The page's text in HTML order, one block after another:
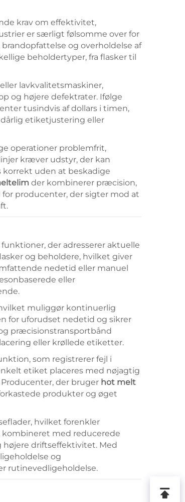
krav om effektivitet,
er særligt følsomme over for
og overholdelse af
beholdertyper, fra flasker til
lavkvalitetsmaskiner,
og højere defektrater. Ifølge
tusindvis af dollars i timen,
etiketjustering eller
operationer problemfrit,
kræver udstyr, der kan
korrekt uden at beskadige
der kombinerer præcision,
producenter, der sigter mod at
der adresserer aktuelle
og beholdere, hvilket giver
nedetid eller manuel
eller
muliggør kontinuerlig
for uforudset nedetid og sikrer
præcisionstransportbånd
eller krøllede etiketter.
som registrerer fejl i
etiket placeres med nøjagtig
der bruger hot melt
produkter og øget
hvilket forenkler
med reducerede
højere driftseffektivitet. Med
og
rutinevedligeholdelse.